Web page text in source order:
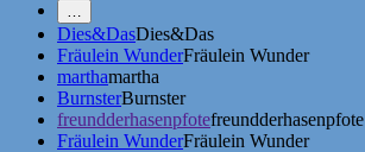
…
Erwähnungen
zeigen
Dies&DasDies&Das
Fräulein WunderFräulein Wunder
marthamartha
BurnsterBurnster
freundderhasenpfotefreundderhasenpfote
Fräulein WunderFräulein Wunder